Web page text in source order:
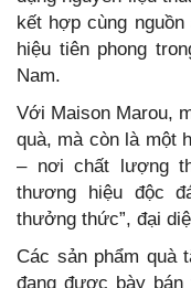
kết hợp cùng
hiệu tiên phong
Nam.
Với Maison Marou,
quà, mà còn là một
– nơi chất lượng
thương hiệu độc
thưởng thức”, đại
Các sản phẩm quà
đang được bày bán